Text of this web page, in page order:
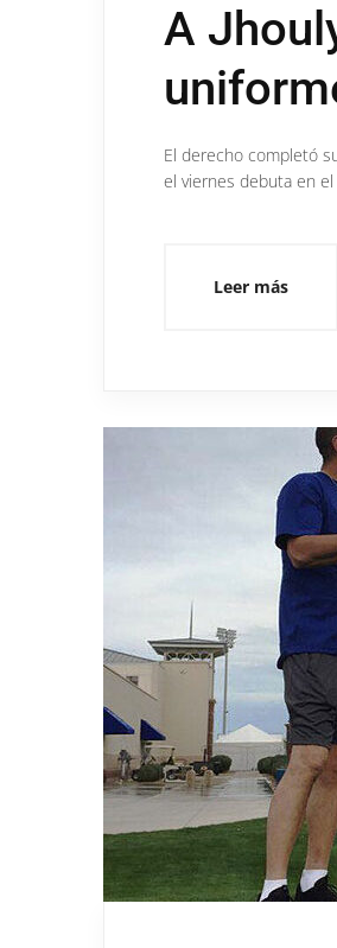
A
El derecho completó
el viernes debuta en el
Leer más